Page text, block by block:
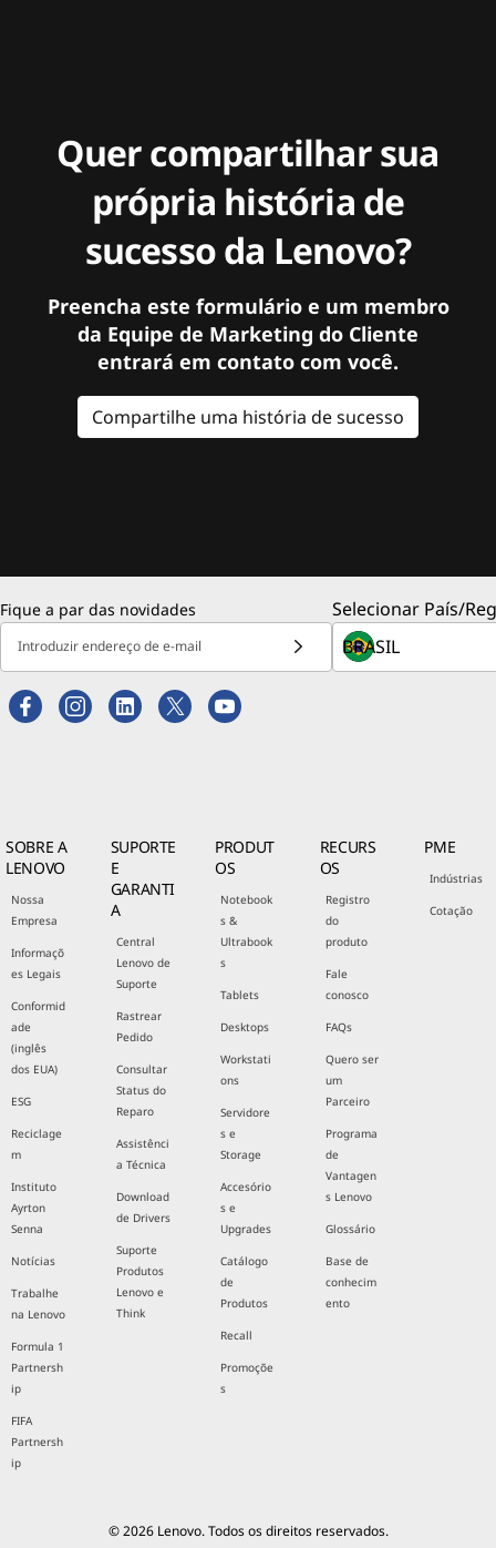
Quer compartilhar sua
própria história de
sucesso da Lenovo?
Preencha este formulário e um membro
da Equipe de Marketing do Cliente
entrará em contato com você.
Compartilhe uma história de sucesso
Fique a par das novidades
Introduzir endereço de e-mail
Selecionar País/
SOBRE A
LENOVO
Nossa
Empresa
Informaçõ
es Legais
Conformid
ade
(inglês
dos EUA)
ESG
Reciclage
m
Instituto
Ayrton
Senna
Notícias
Trabalhe
na Lenovo
Formula 1
Partnersh
ip
FIFA
Partnersh
ip
SUPORTE
E
GARANTI
A
Central
Lenovo de
Suporte
Rastrear
Pedido
Consultar
Status do
Reparo
Assistênci
a Técnica
Download
de Drivers
Suporte
Produtos
Lenovo e
Think
PRODUT
OS
Notebook
s &
Ultrabook
s
Tablets
Desktops
Workstati
ons
Servidore
s e
Storage
Accesório
s e
Upgrades
Catálogo
de
Produtos
Recall
Promoçõe
s
RECURS
OS
Registro
do
produto
Fale
conosco
FAQs
Quero ser
um
Parceiro
Programa
de
Vantagen
s Lenovo
Glossário
Base de
conhecim
ento
PME
Indústrias
Cotação
© 2026 Lenovo. Todos os direitos reservados.